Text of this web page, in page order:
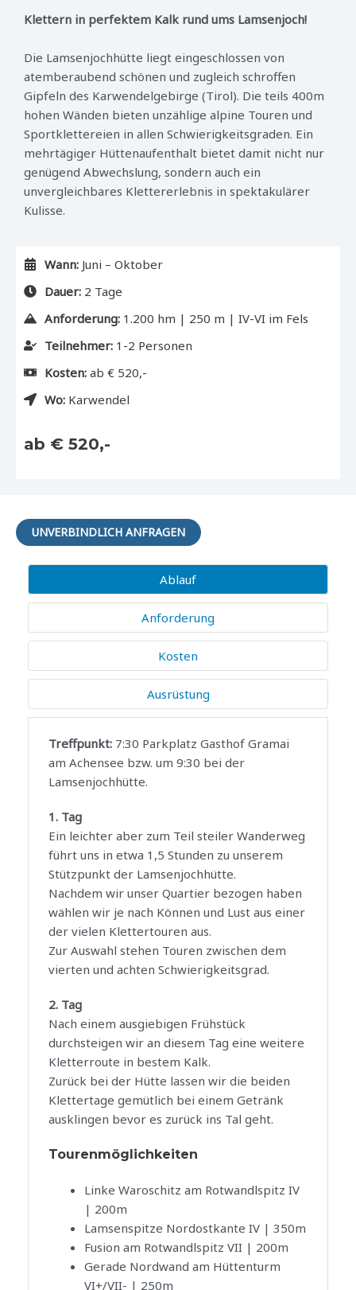
Klettern in perfektem Kalk rund ums Lamsenjoch!
Die Lamsenjochhütte liegt eingeschlossen von
atemberaubend schönen und zugleich schroffen
Gipfeln des Karwendelgebirge (Tirol). Die teils 400m
hohen Wänden bieten unzählige alpine Touren und
Sportklettereien in allen Schwierigkeitsgraden. Ein
mehrtägiger Hüttenaufenthalt bietet damit nicht nur
genügend Abwechslung, sondern auch ein
unvergleichbares Klettererlebnis in spektakulärer
Kulisse.
Wann: Juni – Oktober
Dauer: 2 Tage
Anforderung: 1.200 hm | 250 m | IV-VI im Fels
Teilnehmer: 1-2 Personen
Kosten: ab € 520,-
Wo: Karwendel
ab € 520,-
UNVERBINDLICH ANFRAGEN
Ablauf
Anforderung
Kosten
Ausrüstung
Treffpunkt: 7:30 Parkplatz Gasthof Gramai
am Achensee bzw. um 9:30 bei der
Lamsenjochhütte.
1. Tag
Ein leichter aber zum Teil steiler Wanderweg
führt uns in etwa 1,5 Stunden zu unserem
Stützpunkt der Lamsenjochhütte.
Nachdem wir unser Quartier bezogen haben
wählen wir je nach Können und Lust aus einer
der vielen Klettertouren aus.
Zur Auswahl stehen Touren zwischen dem
vierten und achten Schwierigkeitsgrad.
2. Tag
Nach einem ausgiebigen Frühstück
durchsteigen wir an diesem Tag eine weitere
Kletterroute in bestem Kalk.
Zurück bei der Hütte lassen wir die beiden
Klettertage gemütlich bei einem Getränk
ausklingen bevor es zurück ins Tal geht.
Tourenmöglichkeiten
Linke Waroschitz am Rotwandlspitz IV
| 200m
Lamsenspitze Nordostkante IV | 350m
Fusion am Rotwandlspitz VII | 200m
Gerade Nordwand am Hüttenturm
VI+/VII- | 250m